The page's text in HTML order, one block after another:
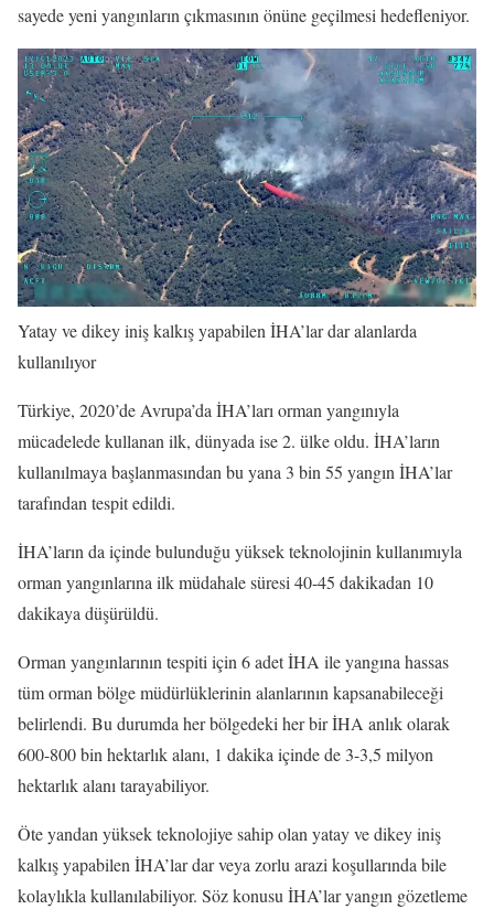
sayede yeni yangınların çıkmasının önüne geçilmesi hedefleniyor.
Yatay ve dikey iniş kalkış yapabilen İHA’lar dar alanlarda
kullanılıyor
Türkiye, 2020’de Avrupa’da İHA’ları orman yangınıyla
mücadelede kullanan ilk, dünyada ise 2. ülke oldu. İHA’ların
kullanılmaya başlanmasından bu yana 3 bin 55 yangın İHA’lar
tarafından tespit edildi.
İHA’ların da içinde bulunduğu yüksek teknolojinin kullanımıyla
orman yangınlarına ilk müdahale süresi 40-45 dakikadan 10
dakikaya düşürüldü.
Orman yangınlarının tespiti için 6 adet İHA ile yangına hassas
tüm orman bölge müdürlüklerinin alanlarının kapsanabileceği
belirlendi. Bu durumda her bölgedeki her bir İHA anlık olarak
600-800 bin hektarlık alanı, 1 dakika içinde de 3-3,5 milyon
hektarlık alanı tarayabiliyor.
Öte yandan yüksek teknolojiye sahip olan yatay ve dikey iniş
kalkış yapabilen İHA’lar dar veya zorlu arazi koşullarında bile
kolaylıkla kullanılabiliyor. Söz konusu İHA’lar yangın gözetleme